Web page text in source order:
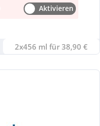
Aktivieren
2x456 ml für 38,90 €